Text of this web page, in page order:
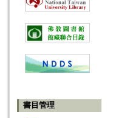
書目管理